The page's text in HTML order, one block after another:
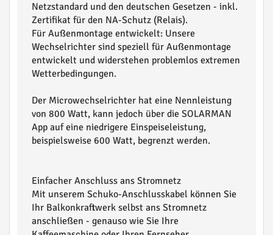
Netzstandard und den deutschen Gesetzen - inkl.
Zertifikat für den NA-Schutz (Relais).
Für Außenmontage entwickelt: Unsere
Wechselrichter sind speziell für Außenmontage
entwickelt und widerstehen problemlos extremen
Wetterbedingungen.
Der Microwechselrichter hat eine Nennleistung
von 800 Watt, kann jedoch über die SOLARMAN
App auf eine niedrigere Einspeiseleistung,
beispielsweise 600 Watt, begrenzt werden.
Einfacher Anschluss ans Stromnetz
Mit unserem Schuko-Anschlusskabel können Sie
Ihr Balkonkraftwerk selbst ans Stromnetz
anschließen - genauso wie Sie Ihre